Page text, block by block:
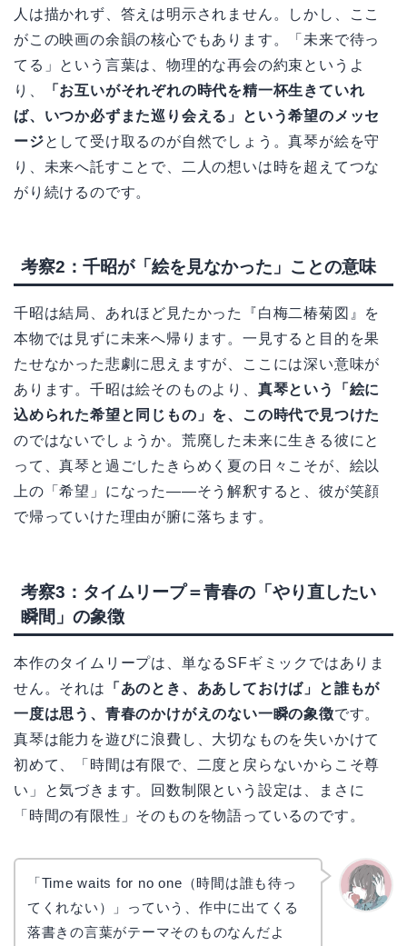
人は描かれず、答えは明示されません。しかし、ここ
がこの映画の余韻の核心でもあります。「未来で待っ
てる」という言葉は、物理的な再会の約束というよ
り、
「お互いがそれぞれの時代を精一杯生きていれ
ば、いつか必ずまた巡り会える」という希望のメッセ
ージとして受け取るのが自然でしょう。真琴が絵を守
り、未来へ託すことで、二人の想いは時を超えてつな
がり続けるのです。
考察2：千昭が「絵を見なかった」ことの意味
千昭は結局、あれほど見たかった『白梅二椿菊図』を
本物では見ずに未来へ帰ります。一見すると目的を果
たせなかった悲劇に思えますが、ここには深い意味が
あります。千昭は絵そのものより、 真琴という「絵に
込められた希望と同じもの」を、この時代で見つけた
のではないでしょうか。荒廃した未来に生きる彼にと
って、真琴と過ごしたきらめく夏の日々こそが、絵以
上の「希望」になった——そう解釈すると、彼が笑顔
で帰っていけた理由が腑に落ちます。
考察3：タイムリープ＝青春の「やり直したい
瞬間」の象徴
本作のタイムリープは、単なるSFギミックではありま
せん。それは
「あのとき、ああしておけば」と誰もが
一度は思う、青春のかけがえのない一瞬の象徴です。
真琴は能力を遊びに浪費し、大切なものを失いかけて
初めて、「時間は有限で、二度と戻らないからこそ尊
い」と気づきます。回数制限という設定は、まさに
「時間の有限性」そのものを物語っているのです。
「Time waits for no one（時間は誰も待っ
てくれない）」っていう、作中に出てくる
落書きの言葉がテーマそのものなんだよ